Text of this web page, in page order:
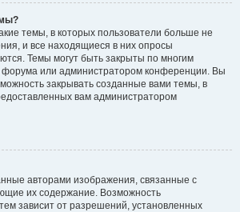
темы, в которых пользователи больше не
и все находящиеся в них опросы
Темы могут быть закрыты по многим
или администратором конференции. Вы
закрывать созданные вами темы, в
вам администратором
авторами изображения, связанные с
их содержание. Возможность
зависит от разрешений, установленных